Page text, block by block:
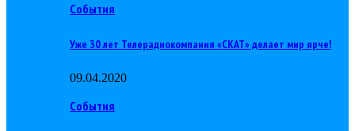
События
Уже 30 лет Телерадиокомпания «СКАТ» делает мир ярче!
09.04.2020
События